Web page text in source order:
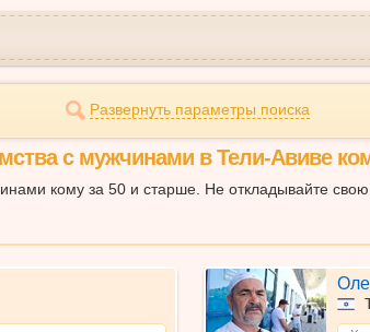
Развернуть параметры поиска
с мужчинами в Тели-Авиве
кому за 50 и старше. Не откладывайте